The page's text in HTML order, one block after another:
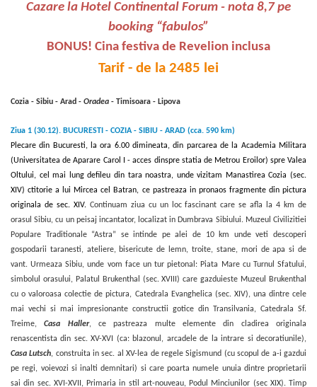
Cazare la Hotel Continental Forum - nota 8,7 pe
booking “fabulos”
BONUS! Cina festiva de Revelion inclusa
Tarif - de la 2485 lei
Cozia - Sibiu - Arad - Oradea - Timisoara - Lipova
Ziua 1 (30.12). BUCURESTI - COZIA - SIBIU - ARAD (cca. 590 km)
Plecare din Bucuresti, la ora 6.00 dimineata, din parcarea de la Academia Militara
(Universitatea de Aparare Carol I - acces dinspre statia de Metrou Eroilor) spre Valea
Oltului, cel mai lung defileu din tara noastra, unde vizitam Manastirea Cozia (sec.
XIV) ctitorie a lui Mircea cel Batran, ce pastreaza in pronaos fragmente din pictura
originala de sec. XIV. Continuam ziua cu un loc fascinant care se afla la 4 km de
orasul Sibiu, cu un peisaj incantator, localizat in Dumbrava Sibiului. Muzeul Civilizitiei
Populare Traditionale “Astra” se intinde pe alei de 10 km unde veti descoperi
gospodarii taranesti, ateliere, bisericute de lemn, troite, stane, mori de apa si de
vant. Urmeaza Sibiu, unde vom face un tur pietonal: Piata Mare cu Turnul Sfatului,
simbolul orasului, Palatul Brukenthal (sec. XVIII) care gazduieste Muzeul Brukenthal
cu o valoroasa colectie de pictura, Catedrala Evanghelica (sec. XIV), una dintre cele
mai vechi si mai impresionante constructii gotice din Transilvania, Catedrala Sf.
Treime,Casa Haller, ce pastreaza multe elemente din cladirea originala
renascentista din sec. XV-XVI (ca: blazonul, arcadele de la intrare si decoratiunile),
Casa Lutsch, construita in sec. al XV-lea de regele Sigismund (cu scopul de a-i gazdui
pe regi, voievozi si inalti demnitari) si care poarta numele unuia dintre proprietarii
sai din sec. XVI-XVII, Primaria in stil art-nouveau, Podul Minciunilor (sec XIX). Timp